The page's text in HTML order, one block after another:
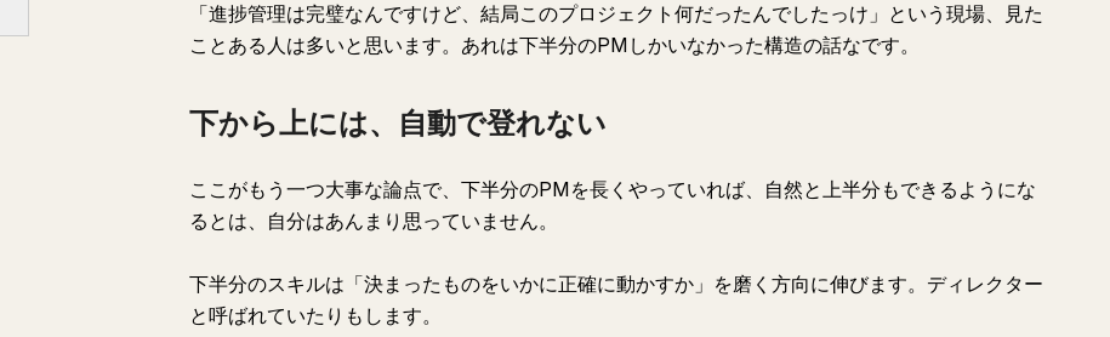
「進捗管理は完璧なんですけど、結局このプロジェクト何だったんでしたっけ」という現場、見た
ことある人は多いと思います。あれは下半分のPMしかいなかった構造の話なです。
下から上には、自動で登れない
ここがもう一つ大事な論点で、下半分のPMを長くやっていれば、自然と上半分もできるようにな
るとは、自分はあんまり思っていません。
下半分のスキルは「決まったものをいかに正確に動かすか」を磨く方向に伸びます。ディレクター
と呼ばれていたりもします。